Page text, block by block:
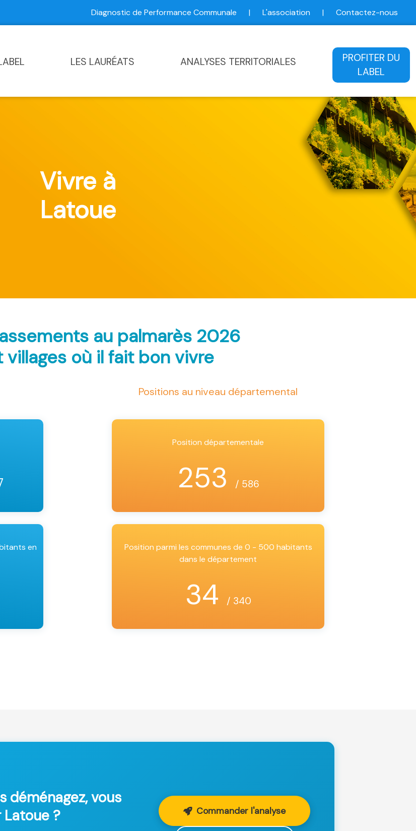
Diagnostic de Performance Communale | L'association | Contactez-nous
LES LAURÉATS ANALYSES TERRITORIALES
PROFITER DU
LABEL
Vivre à
Latoue
au palmarès 2026
villages où il fait bon vivre
en
Positions au niveau départemental
Position départementale
253 / 586
Position parmi les communes de 0 - 500 habitants
dans le département
34 / 340
déménagez, vous
Latoue ?
Commander l'analyse